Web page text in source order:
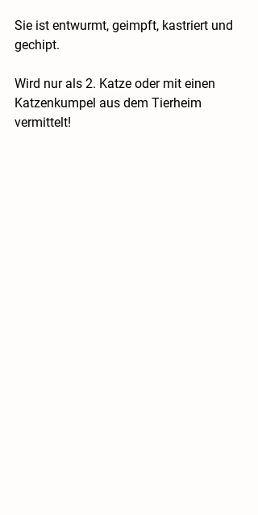
Sie ist entwurmt, geimpft, kastriert und
gechipt.
Wird nur als 2. Katze oder mit einen
Katzenkumpel aus dem Tierheim
vermittelt!